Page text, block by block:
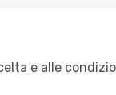
e alle